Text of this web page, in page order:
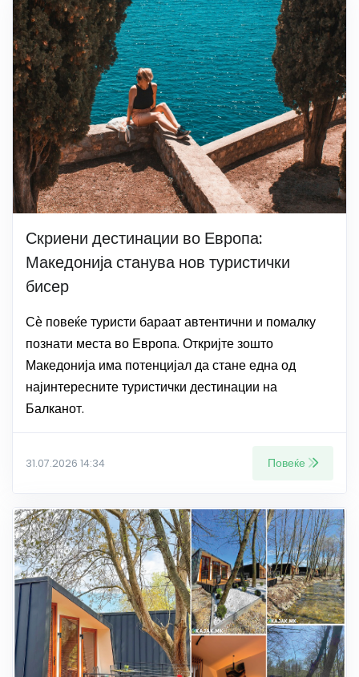
Скриени дестинации во Европа:
Македонија станува нов туристички
бисер
Сѐ повеќе туристи бараат автентични и помалку
познати места во Европа. Откријте зошто
Македонија има потенцијал да стане една од
најинтересните туристички дестинации на
Балканот.
31.07.2026 14:34 Повеќе